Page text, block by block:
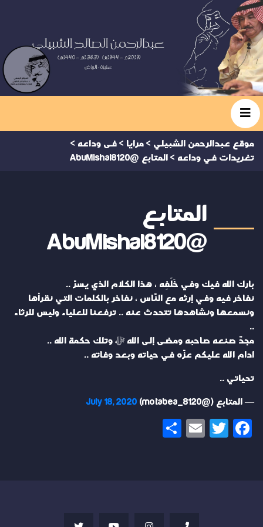
موقع عبدالرحمن الشبيلي > مرايا > فى وداعه >
تغريدات في وداعه > المتابع @AbuMishal8120
المتابع
@AbuMishal8120
بارك الله فيك وفي خَلَفِه ، هذا الكلام الذي يسرّ ..
نفاخر فيه وفي إرثه مع النّاس ، نفاخر بالكلمات التي نقرأها
ونسمعها ونشاهدها تتحدث عنه .. ترفعنا للعلياء وليس للرثاء
..
مجدٌ صنعه صاحبه ومضى إلى الله ﷻ وتلك حكمة الله ..
ادام الله عليكم عزّه في حياته وبعد وفاته ..
تحياتي ..
— المتابع (@motabea_8120) July 18, 2020
Facebook
Twitter
Email